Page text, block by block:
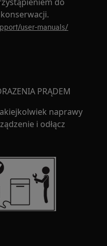
user-manuals/
PRĄDEM
naprawy
i odłącz